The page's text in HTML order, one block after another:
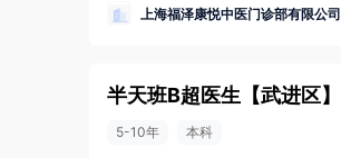
上海福泽康悦中医门诊部有限公司
半天班B超医生 【武进区】
5-10年 本科